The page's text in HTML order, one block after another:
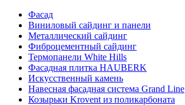
Фасад
Виниловый сайдинг и панели
Металлический сайдинг
Фиброцементный сайдинг
Термопанели White Hills
Фасадная плитка HAUBERK
Искусственный камень
Навесная фасадная система Grand Line
Козырьки Krovent из поликарбоната